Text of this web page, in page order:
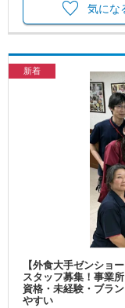
気にな
新着
【外食大手ゼンショ
スタッフ募集！事業
資格・未経験・ブラ
やすい